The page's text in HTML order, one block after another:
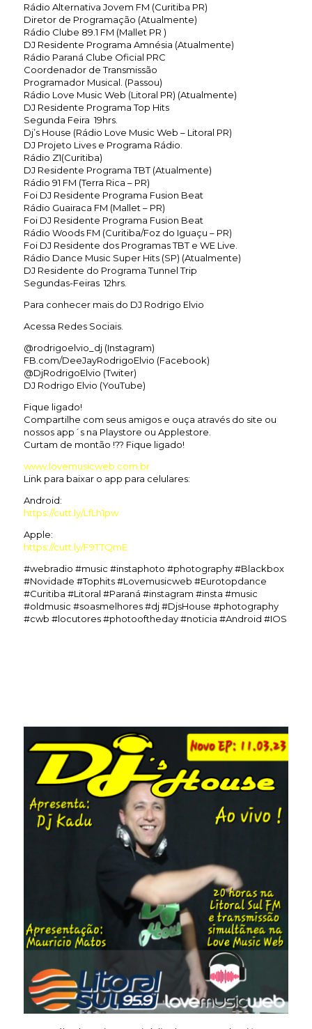
Rádio Alternativa Jovem FM (Curitiba PR)
Diretor de Programação (Atualmente)
Rádio Clube 89.1 FM (Mallet PR )
DJ Residente Programa Amnésia (Atualmente)
Rádio Paraná Clube Oficial PRC
Coordenador de Transmissão
Programador Musical. (Passou)
Rádio Love Music Web (Litoral PR) (Atualmente)
DJ Residente Programa Top Hits
Segunda Feira 19hrs.
Dj’s House (Rádio Love Music Web – Litoral PR)
DJ Projeto Lives e Programa Rádio.
Rádio Z1(Curitiba)
DJ Residente Programa TBT (Atualmente)
Rádio 91 FM (Terra Rica – PR)
Foi DJ Residente Programa Fusion Beat
Rádio Guairaca FM (Mallet – PR)
Foi DJ Residente Programa Fusion Beat
Rádio Woods FM (Curitiba/Foz do Iguaçu – PR)
Foi DJ Residente dos Programas TBT e WE Live.
Rádio Dance Music Super Hits (SP) (Atualmente)
DJ Residente do Programa Tunnel Trip
Segundas-Feiras 12hrs.
Para conhecer mais do DJ Rodrigo Elvio
Acessa Redes Sociais.
@rodrigoelvio_dj (Instagram)
FB.com/DeeJayRodrigoElvio (Facebook)
@DjRodrigoElvio (Twiter)
DJ Rodrigo Elvio (YouTube)
Fique ligado!
Compartilhe com seus amigos e ouça através do site ou
nossos app´s na Playstore ou Applestore.
Curtam de montão !?? Fique ligado!
www.lovemusicweb.com.br
Link para baixar o app para celulares:
Android:
https://cutt.ly/LfLh1pw
Apple:
https://cutt.ly/F9TTQmE
#webradio #music #instaphoto #photography #Blackbox
#Novidade #Tophits #Lovemusicweb #Eurotopdance
#Curitiba #Litoral #Paraná #instagram #insta #music
#oldmusic #soasmelhores #dj #DjsHouse #photography
#cwb #locutores #photooftheday #noticia #Android #IOS